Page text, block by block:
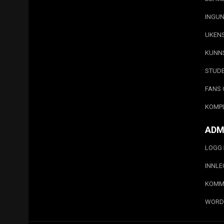
FANS
LOGG